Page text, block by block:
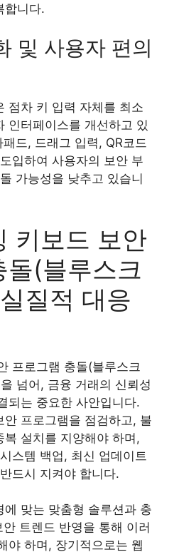
합니다.
및 사용자 편의
점차 키 입력 자체를 최소
인터페이스를 개선하고 있
드, 드래그 입력, QR코드
입하여 사용자의 보안 부
가능성을 낮추고 있습니
키보드 보안
돌(블루스크
질적 대응
프로그램 충돌(블루스크
넘어, 금융 거래의 신뢰성
되는 중요한 사안입니다.
프로그램을 점검하고, 불
설치를 지양해야 하며,
스템 백업, 최신 업데이트
드시 지켜야 합니다.
맞는 맞춤형 솔루션과 충
트렌드 반영을 통해 이러
야 하며, 장기적으로는 웹